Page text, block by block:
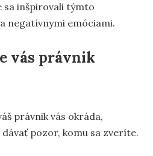
sa inšpirovali týmto
negatívnymi emóciami.
vás právnik
právnik vás okráda,
pozor, komu sa zveríte.